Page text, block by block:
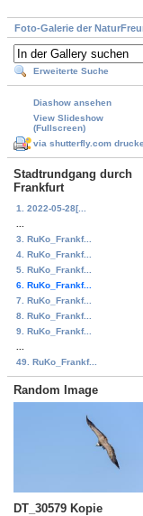
Foto-Galerie der
Erweiterte Suche
Diashow ansehen
View Slideshow
(Fullscreen)
via shutterfly.com
Stadtrundgang durch
Frankfurt
1. 2022-05-28[...
3. RuKo_Frankf...
4. RuKo_Frankf...
5. RuKo_Frankf...
6. RuKo_Frankf...
7. RuKo_Frankf...
8. RuKo_Frankf...
9. RuKo_Frankf...
49. RuKo_Frankf...
Random Image
DT_30579 Kopie